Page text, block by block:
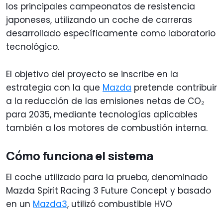
los principales campeonatos de resistencia
japoneses, utilizando un coche de carreras
desarrollado específicamente como laboratorio
tecnológico.
El objetivo del proyecto se inscribe en la
estrategia con la que Mazda pretende contribuir
a la reducción de las emisiones netas de CO₂
para 2035, mediante tecnologías aplicables
también a los motores de combustión interna.
Cómo funciona el sistema
El coche utilizado para la prueba, denominado
Mazda Spirit Racing 3 Future Concept y basado
en un Mazda3, utilizó combustible HVO